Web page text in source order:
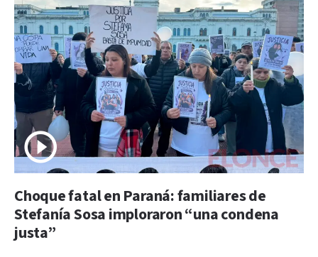
Choque fatal en Paraná: familiares de
Stefanía Sosa imploraron “una condena
justa”